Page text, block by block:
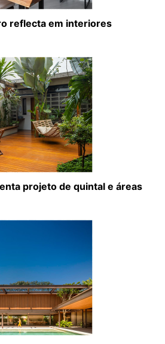
reflecta em interiores
projeto de quintal e áreas